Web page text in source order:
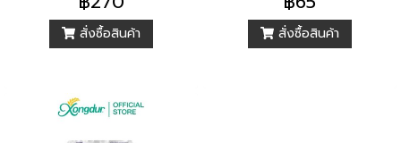
เกษตรกรโดยตรง นำมาคั่วจนหอม
เพื่อเพิ่มความอร่อยให้กับอาหารจาน
สั่งซื้อสินค้า
เกษตรกรโดยตรง นำมาคั่วจนหอม
เพื่อเพิ่มความอร่อยให้กับอาหารจาน
สั่งซื้อสินค้า